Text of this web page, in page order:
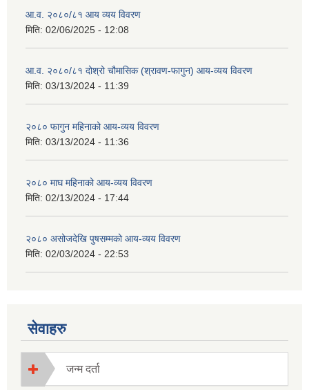
आ.व. २०८०/८१ आय व्यय विवरण
मिति: 02/06/2025 - 12:08
आ.व. २०८०/८१ दोश्रो चौमासिक (श्रावण-फागुन) आय-व्यय विवरण
मिति: 03/13/2024 - 11:39
२०८० फागुन महिनाको आय-व्यय विवरण
मिति: 03/13/2024 - 11:36
२०८० माघ महिनाको आय-व्यय विवरण
मिति: 02/13/2024 - 17:44
२०८० असोजदेखि पुषसम्मको आय-व्यय विवरण
मिति: 02/03/2024 - 22:53
सेवाहरु
जन्म दर्ता